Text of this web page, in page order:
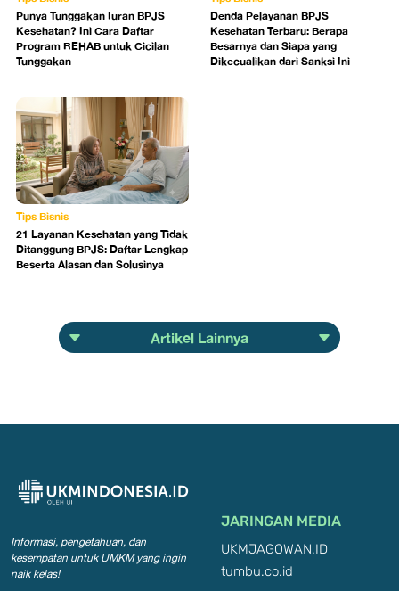
Punya Tunggakan Iuran BPJS
Kesehatan? Ini Cara Daftar
Program REHAB untuk Cicilan
Tunggakan
Denda Pelayanan BPJS
Kesehatan Terbaru: Berapa
Besarnya dan Siapa yang
Dikecualikan dari Sanksi Ini
Tips Bisnis
21 Layanan Kesehatan yang Tidak
Ditanggung BPJS: Daftar Lengkap
Beserta Alasan dan Solusinya
Artikel Lainnya
Informasi, pengetahuan, dan
kesempatan untuk UMKM yang ingin
naik kelas!
JARINGAN MEDIA
UKMJAGOWAN.ID
tumbu.co.id